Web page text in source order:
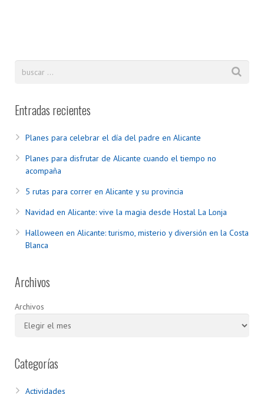
Entradas recientes
Planes para celebrar el día del padre en Alicante
Planes para disfrutar de Alicante cuando el tiempo no
acompaña
5 rutas para correr en Alicante y su provincia
Navidad en Alicante: vive la magia desde Hostal La Lonja
Halloween en Alicante: turismo, misterio y diversión en la Costa
Blanca
Archivos
Archivos
Categorías
Actividades